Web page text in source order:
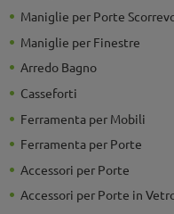
Maniglie per Porte
Maniglie per Finestre
Arredo Bagno
Casseforti
Ferramenta per Mobili
Ferramenta per Porte
Accessori per Porte
Accessori per Porte in